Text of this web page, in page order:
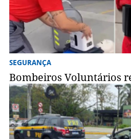
SEGURANÇA
Bombeiros Voluntários